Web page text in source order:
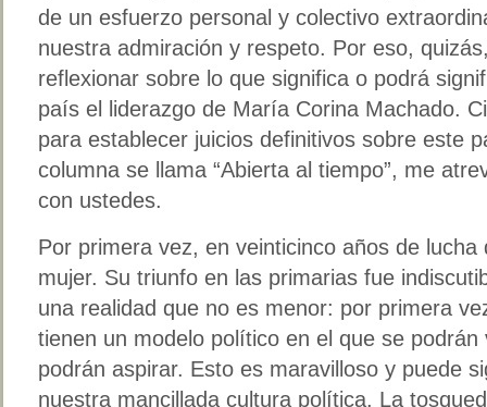
de un esfuerzo personal y colectivo
nuestra admiración y respeto. Por eso,
reflexionar sobre lo que significa o podrá
país el liderazgo de María Corina Machado.
para establecer juicios definitivos sobre este
columna se llama “Abierta al tiempo”, me
con ustedes.
Por primera vez, en veinticinco años de
mujer. Su triunfo en las primarias fue
una realidad que no es menor: por primera
tienen un modelo político en el que se
podrán aspirar. Esto es maravilloso y puede
nuestra mancillada cultura política. La